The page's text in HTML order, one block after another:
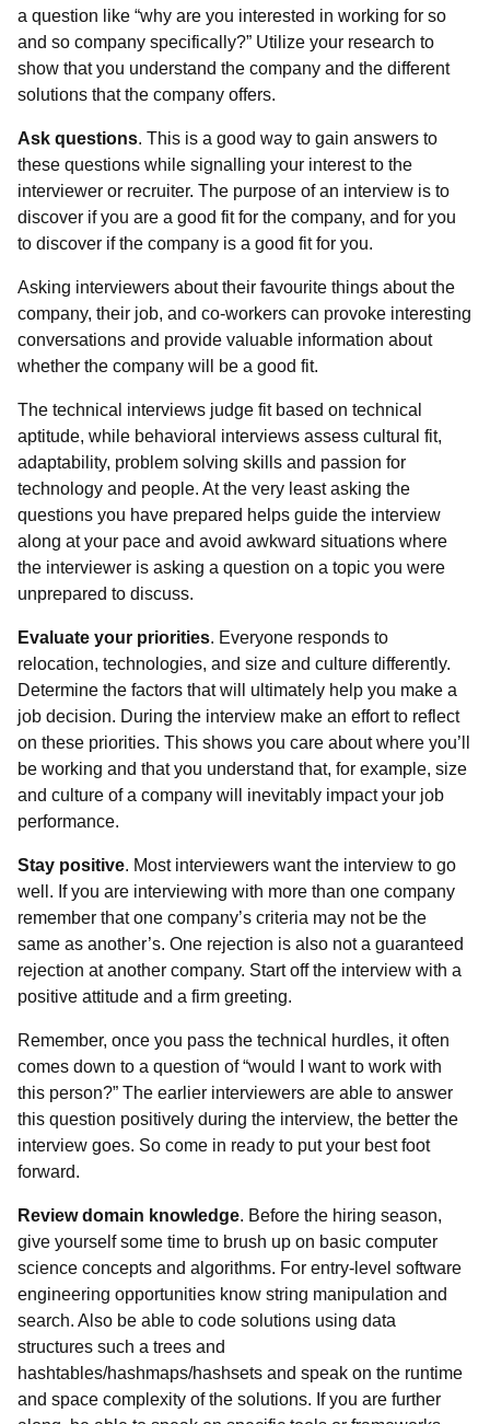
a question like “why are you interested in working for so
and so company specifically?” Utilize your research to
show that you understand the company and the different
solutions that the company offers.
Ask questions. This is a good way to gain answers to
these questions while signalling your interest to the
interviewer or recruiter. The purpose of an interview is to
discover if you are a good fit for the company, and for you
to discover if the company is a good fit for you.
Asking interviewers about their favourite things about the
company, their job, and co-workers can provoke interesting
conversations and provide valuable information about
whether the company will be a good fit.
The technical interviews judge fit based on technical
aptitude, while behavioral interviews assess cultural fit,
adaptability, problem solving skills and passion for
technology and people. At the very least asking the
questions you have prepared helps guide the interview
along at your pace and avoid awkward situations where
the interviewer is asking a question on a topic you were
unprepared to discuss.
Evaluate your priorities. Everyone responds to
relocation, technologies, and size and culture differently.
Determine the factors that will ultimately help you make a
job decision. During the interview make an effort to reflect
on these priorities. This shows you care about where you’ll
be working and that you understand that, for example, size
and culture of a company will inevitably impact your job
performance.
Stay positive. Most interviewers want the interview to go
well. If you are interviewing with more than one company
remember that one company’s criteria may not be the
same as another’s. One rejection is also not a guaranteed
rejection at another company. Start off the interview with a
positive attitude and a firm greeting.
Remember, once you pass the technical hurdles, it often
comes down to a question of “would I want to work with
this person?” The earlier interviewers are able to answer
this question positively during the interview, the better the
interview goes. So come in ready to put your best foot
forward.
Review domain knowledge. Before the hiring season,
give yourself some time to brush up on basic computer
science concepts and algorithms. For entry-level software
engineering opportunities know string manipulation and
search. Also be able to code solutions using data
structures such a trees and
hashtables/hashmaps/hashsets and speak on the runtime
and space complexity of the solutions. If you are further